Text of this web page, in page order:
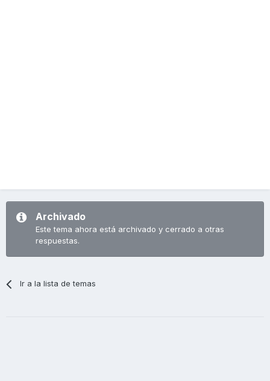
Archivado
Este tema ahora está archivado y cerrado a otras
respuestas.
Ir a la lista de temas